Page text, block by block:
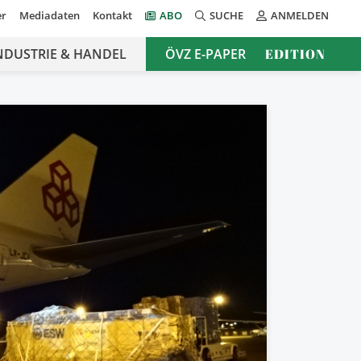
Mediadaten Kontakt ABO SUCHE ANMELDEN
& HANDEL ÖVZ E-PAPER EDITION